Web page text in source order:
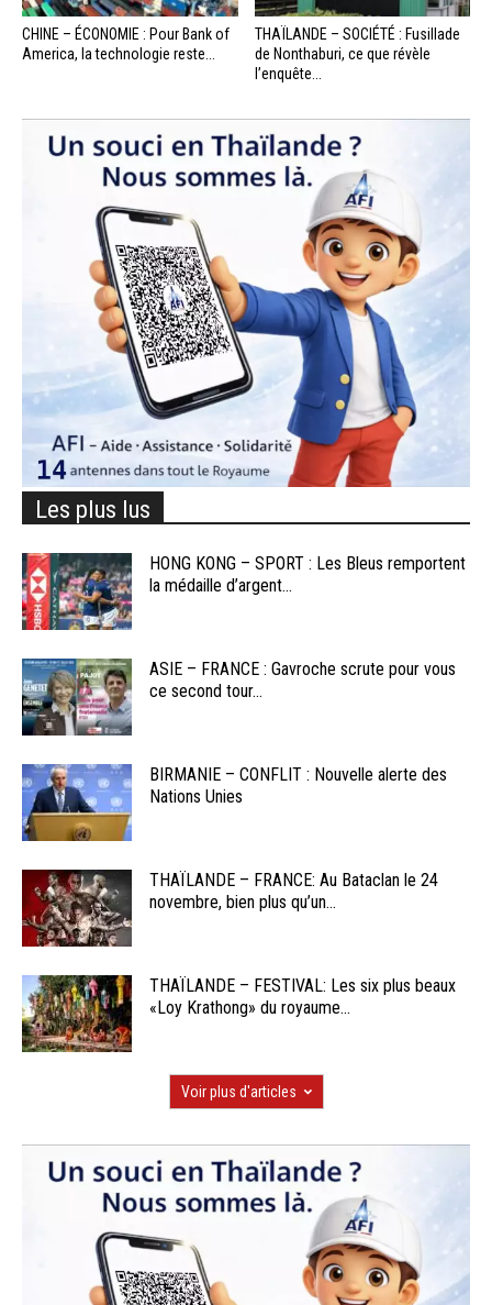
CHINE – ÉCONOMIE : Pour Bank of
America, la technologie reste...
THAÏLANDE – SOCIÉTÉ : Fusillade
de Nonthaburi, ce que révèle
l’enquête...
Les plus lus
HONG KONG – SPORT : Les Bleus remportent
la médaille d’argent...
ASIE – FRANCE : Gavroche scrute pour vous
ce second tour...
BIRMANIE – CONFLIT : Nouvelle alerte des
Nations Unies
THAÏLANDE – FRANCE: Au Bataclan le 24
novembre, bien plus qu’un...
THAÏLANDE – FESTIVAL: Les six plus beaux
«Loy Krathong» du royaume...
Voir plus d'articles